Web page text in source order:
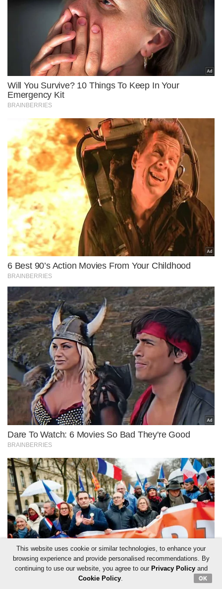
This website uses cookie or similar technologies, to enhance your
browsing experience and provide personalised recommendations. By
continuing to use our website, you agree to our Privacy Policyand
Cookie Policy. OK